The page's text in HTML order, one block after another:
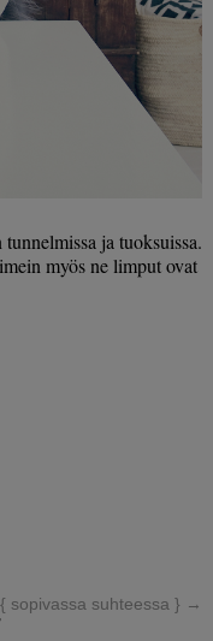
ja tuoksuissa.
myös ne limput ovat
{ sopivassa suhteessa } →